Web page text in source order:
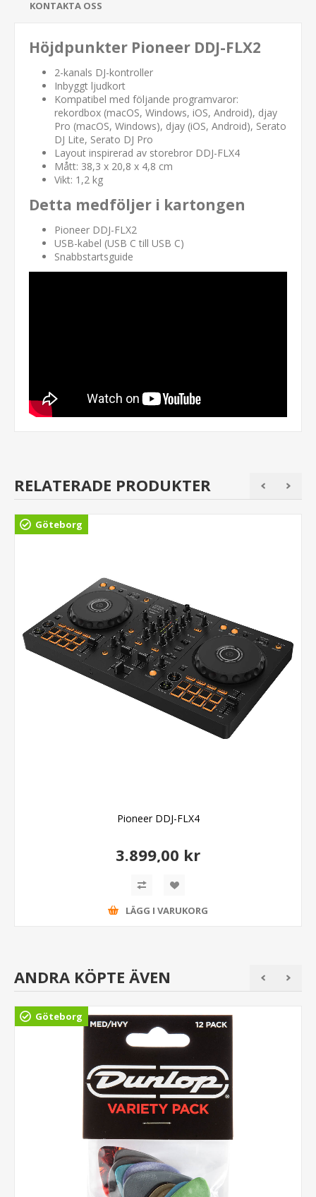
KONTAKTA OSS
Höjdpunkter Pioneer DDJ-FLX2
2-kanals DJ-kontroller
Inbyggt ljudkort
Kompatibel med följande programvaror:
rekordbox (macOS, Windows, iOS, Android), djay
Pro (macOS, Windows), djay (iOS, Android), Serato
DJ Lite, Serato DJ Pro
Layout inspirerad av storebror DDJ-FLX4
Mått: 38,3 x 20,8 x 4,8 cm
Vikt: 1,2 kg
Detta medföljer i kartongen
Pioneer DDJ-FLX2
USB-kabel (USB C till USB C)
Snabbstartsguide
RELATERADE PRODUKTER
Göteborg
Pioneer DDJ-FLX4
3.899,00 kr
LÄGG I VARUKORG
ANDRA KÖPTE ÄVEN
Göteborg